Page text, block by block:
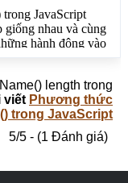
length trong
viết Phương thức
trong JavaScript
5/5 - (1 Đánh giá)